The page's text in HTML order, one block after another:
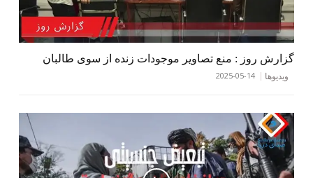
گزارش روز : منع تصاویر موجودات زنده از سوی طالبان
ویدیوها 2025-05-14